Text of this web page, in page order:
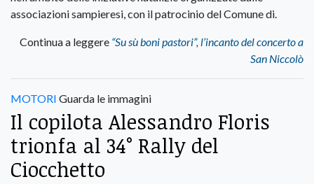
associazioni sampieresi, con il patrocinio del Comune di.
Continua a leggere “Su sù boni pastori”, l’incanto del concerto a
San Niccolò
MOTORI Guarda le immagini
Il copilota Alessandro Floris
trionfa al 34° Rally del
Ciocchetto